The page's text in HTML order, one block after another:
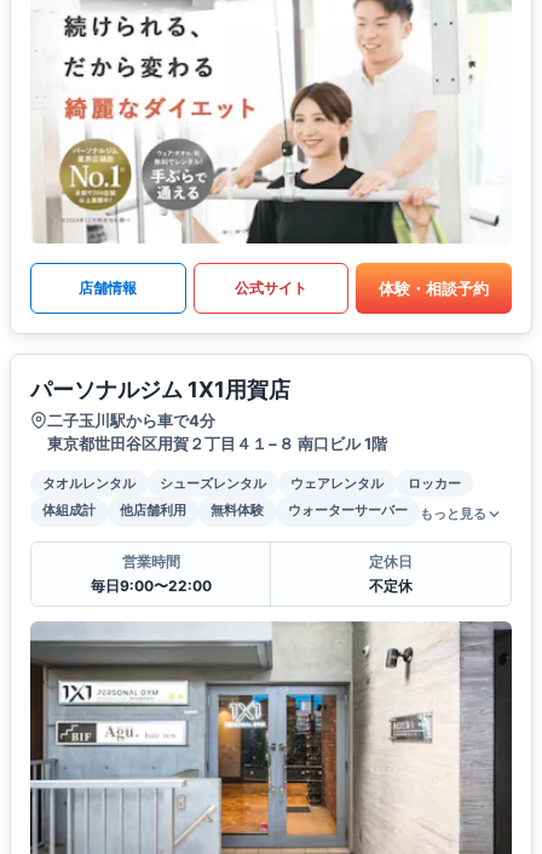
店舗情報 公式サイト 体験・相談予約
パーソナルジム 1X1用賀店
二子玉川駅から車で4分
東京都世田谷区用賀２丁目４１−８ 南口ビル 1階
タオルレンタル シューズレンタル ウェアレンタル
ロッカー
体組成計
他店舗利用 無料体験 ウォーターサーバー もっと見る
営業時間
毎日9:00〜22:00
定休日
不定休